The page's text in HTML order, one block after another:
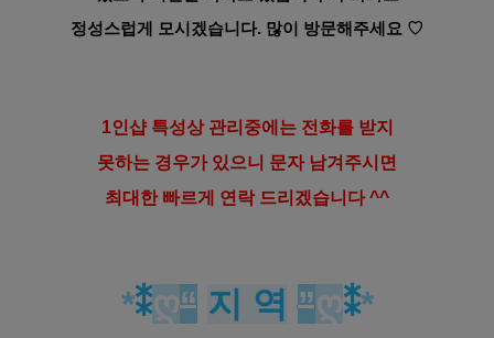
정성스럽게 모시겠습니다. 많이 방문해주세요 ♡
1인샵 특성상 관리중에는 전화를 받지
못하는 경우가 있으니 문자 남겨주시면
최대한 빠르게 연락 드리겠습니다 ^^
*⁑ღ“ 지 역 ”ღ⁑*